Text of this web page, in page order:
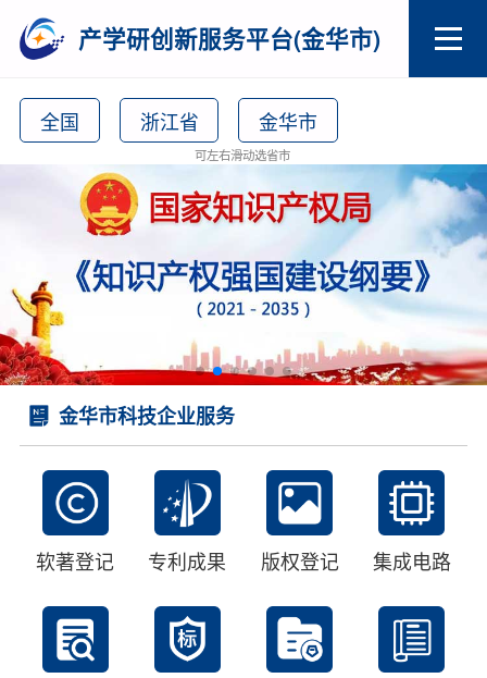
产学研创新服务平台(金华市)
全国 浙江省 金华市
可左右滑动选省市
金华市科技企业服务
软著登记 专利成果 版权登记 集成电路